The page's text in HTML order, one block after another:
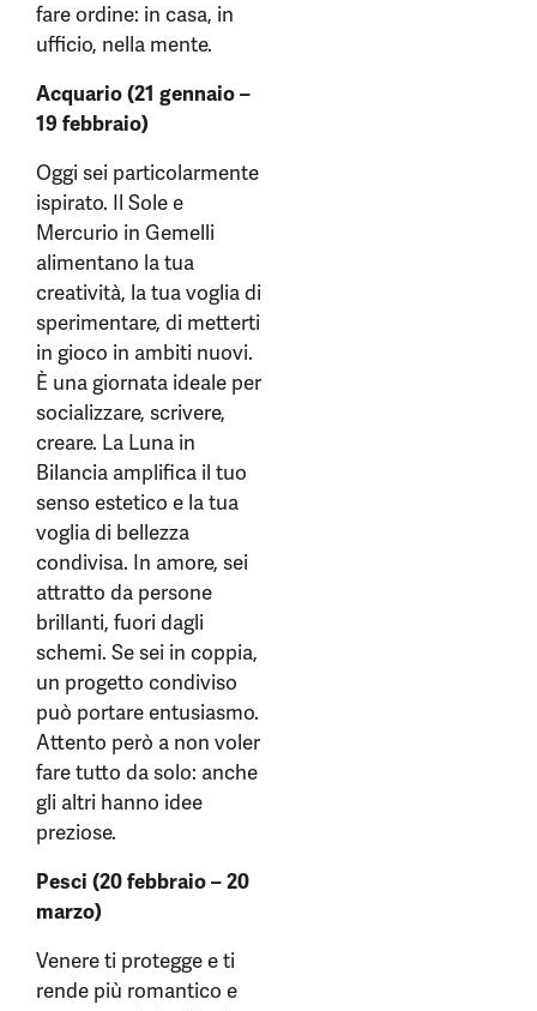
fare ordine: in casa, in
ufficio, nella mente.
Acquario (21 gennaio –
19 febbraio)
Oggi sei particolarmente
ispirato. Il Sole e
Mercurio in Gemelli
alimentano la tua
creatività, la tua voglia di
sperimentare, di metterti
in gioco in ambiti nuovi.
È una giornata ideale per
socializzare, scrivere,
creare. La Luna in
Bilancia amplifica il tuo
senso estetico e la tua
voglia di bellezza
condivisa. In amore, sei
attratto da persone
brillanti, fuori dagli
schemi. Se sei in coppia,
un progetto condiviso
può portare entusiasmo.
Attento però a non voler
fare tutto da solo: anche
gli altri hanno idee
preziose.
Pesci (20 febbraio – 20
marzo)
Venere ti protegge e ti
rende più romantico e